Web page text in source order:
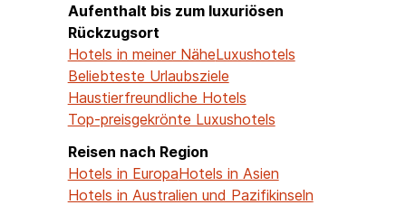
Aufenthalt bis zum luxuriösen
Rückzugsort
Hotels in meiner NäheLuxushotels
Beliebteste Urlaubsziele
Haustierfreundliche Hotels
Top-preisgekrönte Luxushotels
Reisen nach Region
Hotels in EuropaHotels in Asien
Hotels in Australien und Pazifikinseln